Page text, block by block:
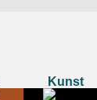
Kunst